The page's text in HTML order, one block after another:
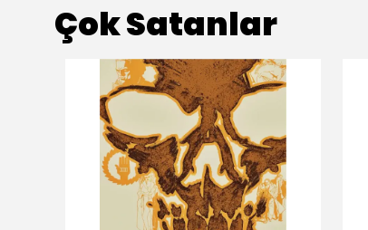
Çok Satanlar